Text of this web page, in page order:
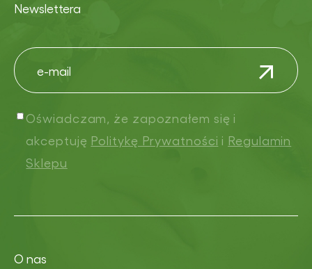
Newslettera
Oświadczam, że zapoznałem się i
akceptuję Politykę Prywatności i Regulamin
Sklepu
O nas